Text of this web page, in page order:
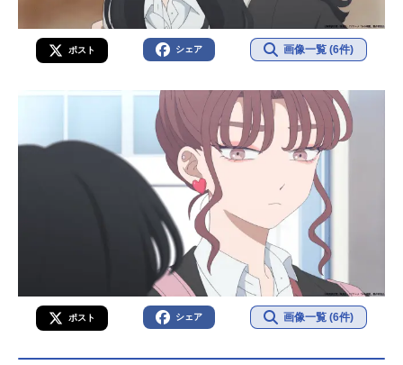
ポスト シェア 画像一覧 (6件)
ポスト シェア 画像一覧 (6件)